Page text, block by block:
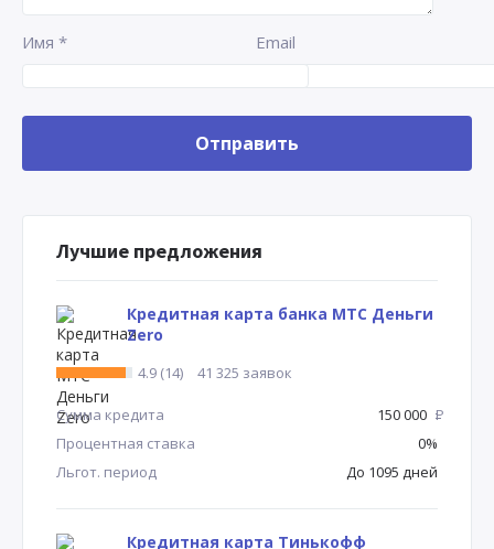
Имя * Email
Лучшие предложения
Кредитная карта банка МТС Деньги
Zero
4.9 (14) 41 325 заявок
Сумма кредита 150 000 Р
Процентная ставка
0%
Льгот. период
До 1095 дней
Кредитная карта Тинькофф